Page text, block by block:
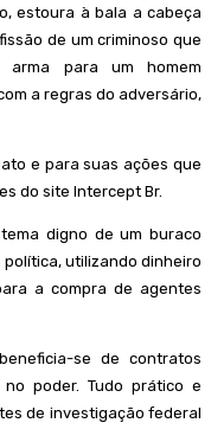
estoura à bala a cabeça
de um criminoso que
arma para um homem
a regras do adversário,
e para suas ações que
do site Intercept Br.
digno de um buraco
utilizando dinheiro
a compra de agentes
se de contratos
poder. Tudo prático e
de investigação federal